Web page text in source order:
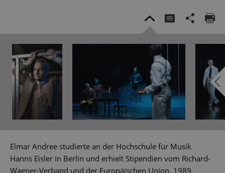
Elmar Andree studierte an der Hochschule für Musik
Hanns Eisler in Berlin und erhielt Stipendien vom Richard-
Wagner-Verband und der Europäischen Union. 1989